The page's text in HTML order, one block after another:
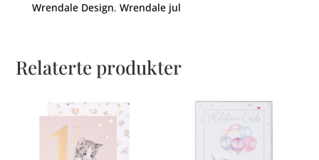
Wrendale Design, Wrendale jul
Relaterte produkter